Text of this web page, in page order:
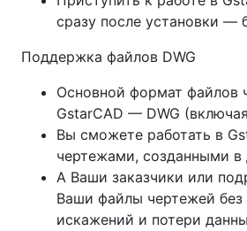
сразу после установки —
Поддержка файлов DWG
Основной формат файлов
GstarCAD — DWG
Вы сможете работать в
чертежами, созданными в
А Ваши заказчики или
Ваши файлы чертежей без
искажений и потери